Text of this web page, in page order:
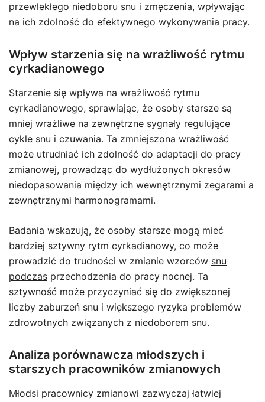
przewlekłego niedoboru snu i zmęczenia, wpływając
na ich zdolność do efektywnego wykonywania pracy.
Wpływ starzenia się na wrażliwość rytmu
cyrkadianowego
Starzenie się wpływa na wrażliwość rytmu
cyrkadianowego, sprawiając, że osoby starsze są
mniej wrażliwe na zewnętrzne sygnały regulujące
cykle snu i czuwania. Ta zmniejszona wrażliwość
może utrudniać ich zdolność do adaptacji do pracy
zmianowej, prowadząc do wydłużonych okresów
niedopasowania między ich wewnętrznymi zegarami a
zewnętrznymi harmonogramami.
Badania wskazują, że osoby starsze mogą mieć
bardziej sztywny rytm cyrkadianowy, co może
prowadzić do trudności w zmianie wzorców snu
podczas przechodzenia do pracy nocnej. Ta
sztywność może przyczyniać się do zwiększonej
liczby zaburzeń snu i większego ryzyka problemów
zdrowotnych związanych z niedoborem snu.
Analiza porównawcza młodszych i
starszych pracowników zmianowych
Młodsi pracownicy zmianowi zazwyczaj łatwiej